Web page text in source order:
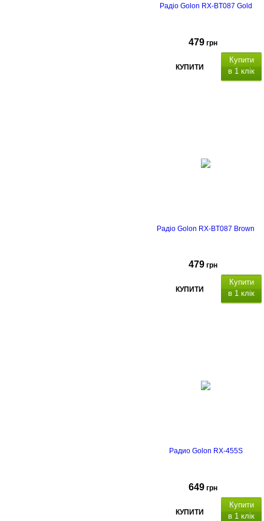
Радіо Golon RX-BT087 Gold
479 грн
КУПИТИ
Купити
в 1 клік
Радіо Golon RX-BT087 Brown
479 грн
КУПИТИ
Купити
в 1 клік
Радио Golon RX-455S
649 грн
КУПИТИ
Купити
в 1 клік